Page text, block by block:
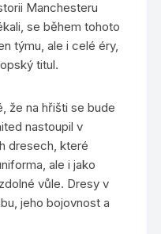
Manchesteru
se během tohoto
týmu, ale i celé éry,
titul.
že na hřišti se bude
nastoupil v
dresech, které
ale i jako
vůle. Dresy v
jeho bojovnost a